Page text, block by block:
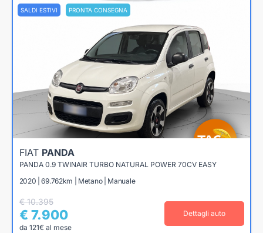
SALDI ESTIVI PRONTA CONSEGNA
FIAT PANDA
PANDA 0.9 TWINAIR TURBO NATURAL POWER 70CV EASY
2020 | 69.762km | Metano | Manuale
€ 10.395
€ 7.900
da 121€ al mese
Dettagli auto